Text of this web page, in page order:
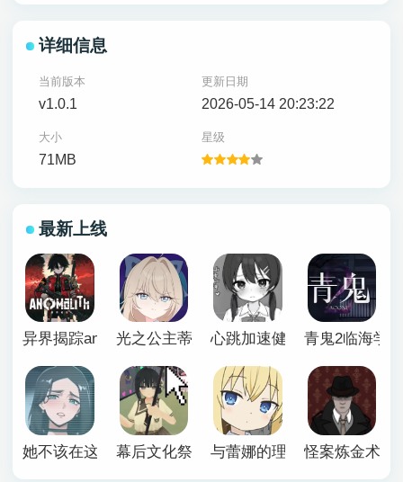
详细信息
当前版本
v1.0.1
更新日期
2026-05-14 20:23:22
大小
71MB
星级
最新上线
异界揭踪anomalith光之公主蒂亚丽普莉兹姆游戏
心跳加速健康诊断安卓汉化
青鬼2临海学
她不该在这里官方版幕后文化祭游戏与蕾娜的理想生活安卓
怪案炼金术师